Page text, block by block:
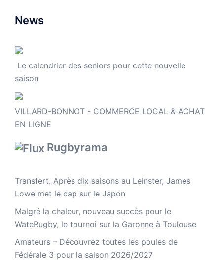
News
Le calendrier des seniors pour cette nouvelle
saison
VILLARD-BONNOT - COMMERCE LOCAL & ACHAT
EN LIGNE
Rugbyrama
Transfert. Après dix saisons au Leinster, James
Lowe met le cap sur le Japon
Malgré la chaleur, nouveau succès pour le
WateRugby, le tournoi sur la Garonne à Toulouse
Amateurs – Découvrez toutes les poules de
Fédérale 3 pour la saison 2026/2027